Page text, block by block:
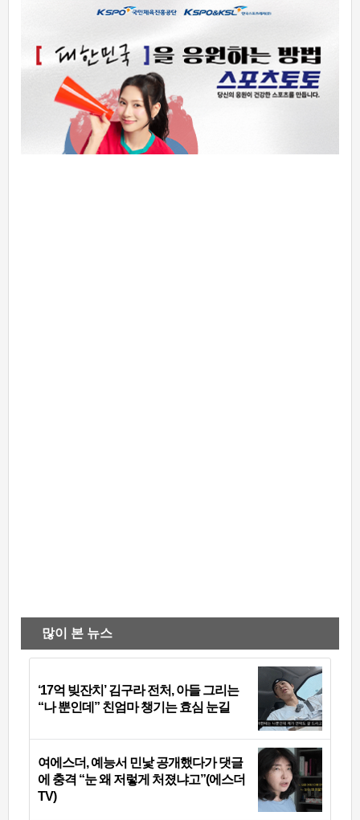
많이 본 뉴스
‘17억 빚잔치’ 김구라 전처, 아들 그리는
“나 뿐인데” 친엄마 챙기는 효심 눈길
여에스더, 예능서 민낯 공개했다가 댓글
에 충격 “눈 왜 저렇게 처졌냐고”(에스더
TV)